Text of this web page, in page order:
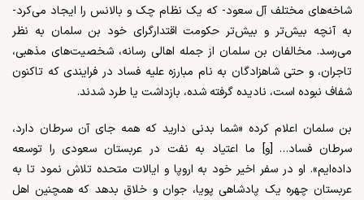
شاخه‌های مختلف آل سعود- که یک نظام چک و بالانس را ایجاد می‌کرد-
به آنچه بیش‌تر و بیش‌تر حکومت اقتدارگرای خود بن سلمان به نظر
می‌رسد. مخالفان بن سلمان از جمله اهالی رسانه، شخصیت‌های مذهبی،
تاجران، و حتی شاهزادگان به نام مبارزه علیه فساد در فرایندی که تاکنون
شفاف نبوده است، نادیده گرفته شده، بازداشت یا طرد شدند.
بن سلمان اعلام کرده «شما بدنی دارید که همه جای آن سرطان دارد،
سرطان فساد… [و] ما اعتیاد به نفت در عربستان سعودی را توسعه
داده‌ایم». او در سفر اخیر خود به اروپا و ایالات متحده تلاش نمود تا به
عربستان چهره یک پادشاهی پویا، جوان و خلاق بدهد که همچنین اهل